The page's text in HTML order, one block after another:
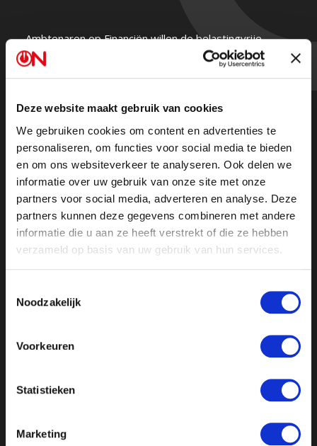
Deze website maakt gebruik van cookies
We gebruiken cookies om content en advertenties te
personaliseren, om functies voor social media te bieden
en om ons websiteverkeer te analyseren. Ook delen we
informatie over uw gebruik van onze site met onze
partners voor social media, adverteren en analyse. Deze
partners kunnen deze gegevens combineren met andere
informatie die u aan ze heeft verstrekt of die ze hebben
verzameld op basis van uw gebruik van hun services.
Noodzakelijk
Voorkeuren
Statistieken
Marketing
Ambtenaren op Financiën willen de belastingvrije
schenking aan kinderen verlagen. Jan Struijs van
50PLUS reageert fel: “Schenken is het cement van de
voor de ambtenaren: geef minder geld uit, of stap zelf
op.